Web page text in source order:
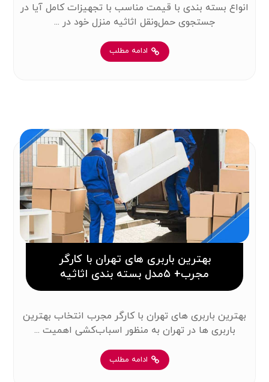
انواع بسته بندی با قیمت مناسب با تجهیزات کامل آیا در
جستجوی حمل‌ونقل اثاثیه منزل خود در ...
ادامه مطلب
بهترین باربری های تهران با کارگر
مجرب+ ۵مدل بسته بندی اثاثیه
بهترین باربری های تهران با کارگر مجرب انتخاب بهترین
باربری ها در تهران به منظور اسباب‌کشی اهمیت ...
ادامه مطلب